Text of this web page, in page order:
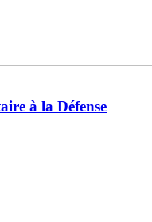
à la Défense